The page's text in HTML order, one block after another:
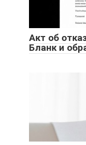
Акт об
Бланк и